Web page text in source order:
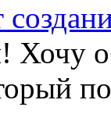
Хочу